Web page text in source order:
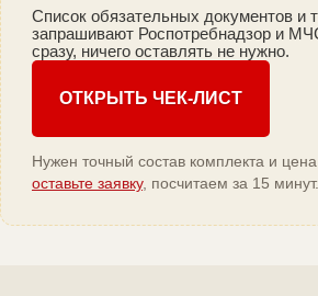
Список обязательных документов и
запрашивают Роспотребнадзор и
сразу, ничего оставлять не нужно.
ОТКРЫТЬ ЧЕК-ЛИСТ
Нужен точный состав комплекта и
оставьте заявку, посчитаем за 15 минут.